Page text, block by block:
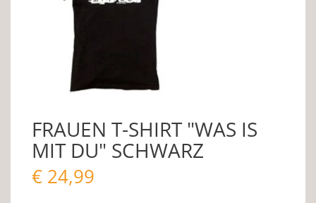
FRAUEN T-SHIRT "WAS IS
MIT DU" SCHWARZ
€ 24,99